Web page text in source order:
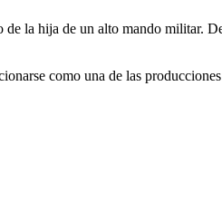
la hija de un alto mando militar.
como una de las